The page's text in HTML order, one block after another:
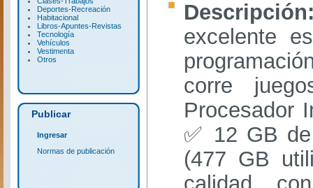
Deportes-Recreación
Habitacional
Libros-Apuntes-Revistas
Tecnología
Vehículos
Vestimenta
Otros
Publicar
Ingresar
Normas de publicación
excelente
corre
Procesador
✅ 12 GB
(477 GB